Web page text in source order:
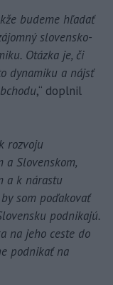
budeme hľadať
slovensko-
Otázka je, či
dynamiku a nájsť
,“ doplnil
rozvoju
a Slovenskom,
a k nárastu
som poďakovať
podnikajú.
na jeho ceste do
podnikať na